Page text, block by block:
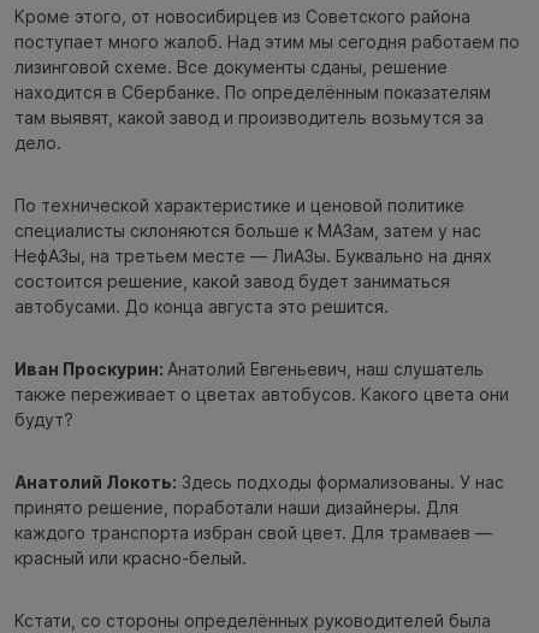
Кроме этого, от новосибирцев из Советского района
поступает много жалоб. Над этим мы сегодня работаем по
лизинговой схеме. Все документы сданы, решение
находится в Сбербанке. По определённым показателям
там выявят, какой завод и производитель возьмутся за
дело.
По технической характеристике и ценовой политике
специалисты склоняются больше к МАЗам, затем у нас
НефАЗы, на третьем месте — ЛиАЗы. Буквально на днях
состоится решение, какой завод будет заниматься
автобусами. До конца августа это решится.
Иван Проскурин: Анатолий Евгеньевич, наш слушатель
также переживает о цветах автобусов. Какого цвета они
будут?
Анатолий Локоть: Здесь подходы формализованы. У нас
принято решение, поработали наши дизайнеры. Для
каждого транспорта избран свой цвет. Для трамваев —
красный или красно-белый.
Кстати, со стороны определённых руководителей была